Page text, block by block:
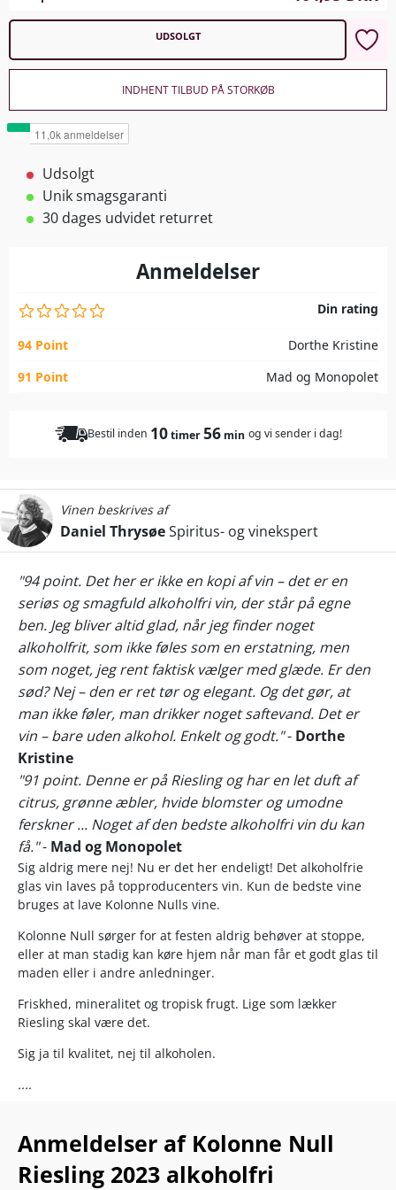
UDSOLGT
INDHENT TILBUD PÅ STORKØB
Udsolgt
Unik smagsgaranti
30 dages udvidet returret
Anmeldelser
Din rating
94 Point
Dorthe Kristine
91 Point
Mad og Monopolet
Bestil inden 10timer56 min og vi sender i dag!
Vinen beskrives af
Daniel ThrysøeSpiritus- og vinekspert
"94 point. Det her er ikke en kopi af vin – det er en
seriøs og smagfuld alkoholfri vin, der står på egne
ben. Jeg bliver altid glad, når jeg finder noget
alkoholfrit, som ikke føles som en erstatning, men
som noget, jeg rent faktisk vælger med glæde. Er den
sød? Nej – den er ret tør og elegant. Og det gør, at
man ikke føler, man drikker noget saftevand. Det er
vin – bare uden alkohol. Enkelt og godt."- Dorthe
Kristine
"91 point. Denne er på Riesling og har en let duft af
citrus, grønne æbler, hvide blomster og umodne
ferskner ... Noget af den bedste alkoholfri vin du kan
få."- Mad og Monopolet
Sig aldrig mere nej! Nu er det her endeligt! Det alkoholfrie
glas vin laves på topproducenters vin. Kun de bedste vine
bruges at lave Kolonne Nulls vine.
Kolonne Null sørger for at festen aldrig behøver at stoppe,
eller at man stadig kan køre hjem når man får et godt glas til
maden eller i andre anledninger.
Friskhed, mineralitet og tropisk frugt. Lige som lækker
Riesling skal være det.
Sig ja til kvalitet, nej til alkoholen.
....
ekspertise og elegant tradition. Kolonne Nulls produkter
indeholder maksimalt 0,3% alkohol, og derfor vil nogle
fødevarer som alkoholfri øl, frugtjuice, modne bananer og
Anmeldelser af Kolonne Null
Riesling 2023 alkoholfri